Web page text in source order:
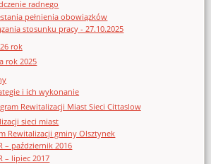
radnego
pełnienia obowiązków
stosunku pracy - 27.10.2025
rok
rok 2025
i ich wykonanie
Rewitalizacji Miast Sieci Cittaslow
sieci miast
Rewitalizacji gminy Olsztynek
– październik 2016
– lipiec 2017